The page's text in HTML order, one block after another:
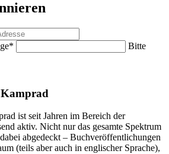
*
Bitte
Kamprad
ist seit Jahren im Bereich der
aktiv. Nicht nur das gesamte Spektrum
abgedeckt – Buchveröffentlichungen
(teils aber auch in englischer Sprache),